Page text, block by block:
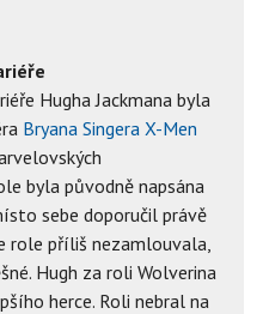
Hugha Jackmana byla
Bryana Singera X-Men
byla původně napsána
sebe doporučil právě
role příliš nezamlouvala,
Hugh za roli Wolverina
herce. Roli nebral na